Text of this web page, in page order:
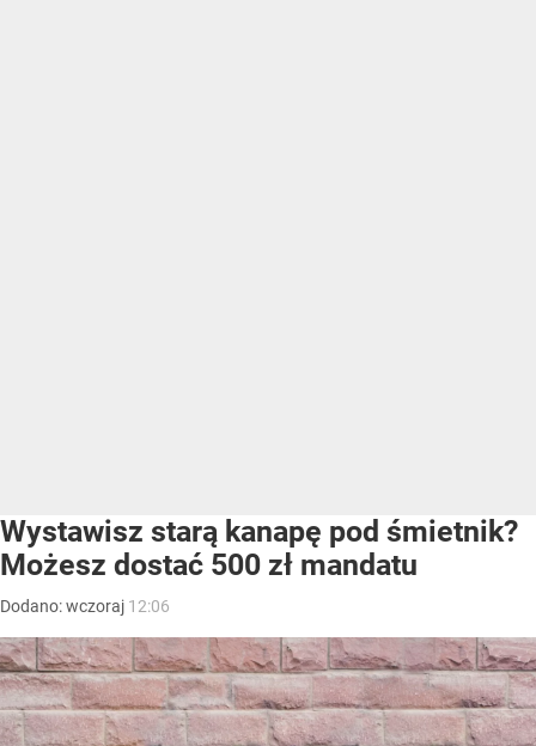
Wystawisz starą kanapę pod śmietnik?
Możesz dostać 500 zł mandatu
Dodano:wczoraj 12:06